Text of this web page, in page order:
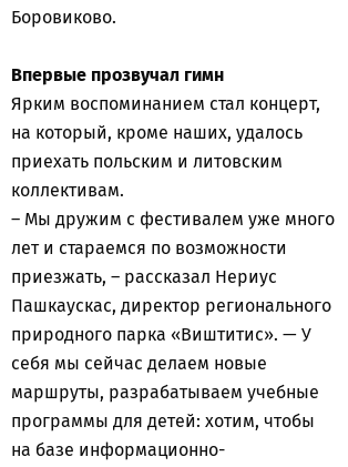
Боровиково.
Впервые прозвучал гимн
Ярким воспоминанием стал концерт,
на который, кроме наших, удалось
приехать польским и литовским
коллективам.
– Мы дружим с фестивалем уже много
лет и стараемся по возможности
приезжать, – рассказал Нериус
Пашкаускас, директор регионального
природного парка «Виштитис». — У
себя мы сейчас делаем новые
маршруты, разрабатываем учебные
программы для детей: хотим, чтобы
на базе информационно-